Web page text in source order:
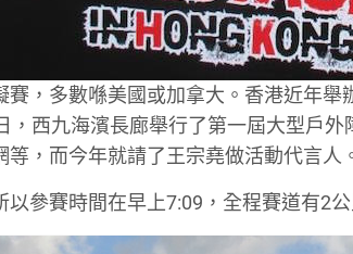
賽，多數喺美國或加拿大。香港近年
，西九海濱長廊舉行了第一屆大型戶
等，而今年就請了王宗堯做活動代言人
以參賽時間在早上7:09，全程賽道有2